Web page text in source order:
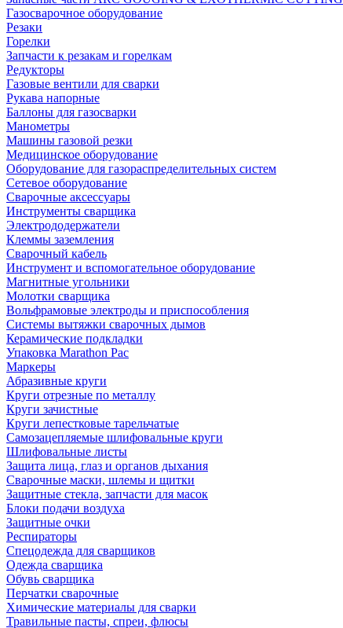
Газосварочное оборудование
Резаки
Горелки
Запчасти к резакам и горелкам
Редукторы
Газовые вентили для сварки
Рукава напорные
Баллоны для газосварки
Манометры
Машины газовой резки
Медицинское оборудование
Оборудование для газораспределительных систем
Сетевое оборудование
Сварочные аксессуары
Инструменты сварщика
Электрододержатели
Клеммы заземления
Сварочный кабель
Инструмент и вспомогательное оборудование
Магнитные угольники
Молотки сварщика
Вольфрамовые электроды и приспособления
Системы вытяжки сварочных дымов
Керамические подкладки
Упаковка Marathon Pac
Маркеры
Абразивные круги
Круги отрезные по металлу
Круги зачистные
Круги лепестковые тарельчатые
Самозацепляемые шлифовальные круги
Шлифовальные листы
Защита лица, глаз и органов дыхания
Сварочные маски, шлемы и щитки
Защитные стекла, запчасти для масок
Блоки подачи воздуха
Защитные очки
Респираторы
Спецодежда для сварщиков
Одежда сварщика
Обувь сварщика
Перчатки сварочные
Химические материалы для сварки
Травильные пасты, спреи, флюсы